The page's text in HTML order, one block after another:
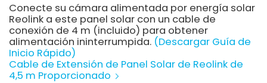
Conecte su cámara alimentada por energía solar
Reolink a este panel solar con un cable de
conexión de 4 m (incluido) para obtener
alimentación ininterrumpida. (Descargar Guía de
Inicio Rápido)
Cable de Extensión de Panel Solar de Reolink de
4,5 m Proporcionado